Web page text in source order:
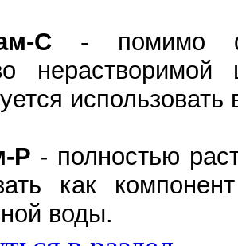
С- помимо
Р - полностью
как
воды.